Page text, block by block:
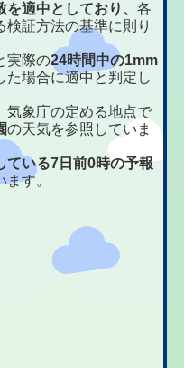
を適中としており、各
証方法の基準に則り
実際の24時間中の1mm
た場合に適中と判定し
象庁の定める地点で
の天気を参照していま
ている7日前0時の予報
す。